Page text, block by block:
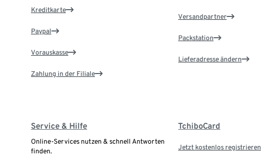
Kreditkarte
Paypal
Vorauskasse
Zahlung in der Filiale
Versandpartner
Packstation
Lieferadresse ändern
Service & Hilfe
Online-Services nutzen & schnell Antworten
finden.
TchiboCard
Jetzt kostenlos registrieren